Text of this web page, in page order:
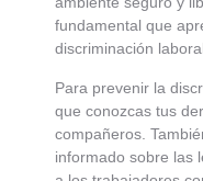
fundamental que
discriminación
Para prevenir la
que conozcas tus
compañeros.
informado sobre las